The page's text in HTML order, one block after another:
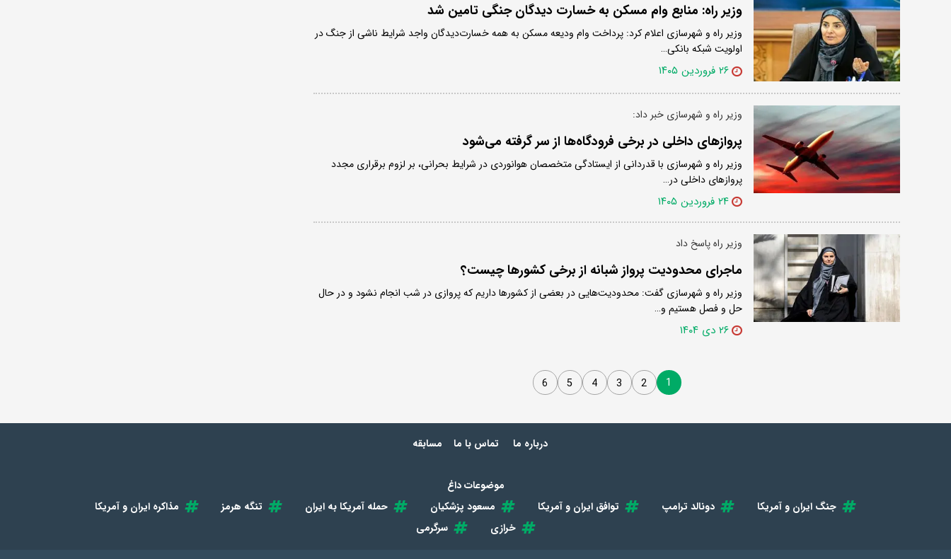
وزیر راه: منابع وام مسکن به خسارت دیدگان جنگی تامین شد
وزیر راه و شهرسازی اعلام کرد: پرداخت وام ودیعه مسکن به همه خسارت‌دیدگان واجد شرایط ناشی از جنگ در
اولویت شبکه بانکی…
۲۶ فروردین ۱۴۰۵
وزیر راه و شهرسازی خبر داد:
پروازهای داخلی در برخی فرودگاه‌ها از سر گرفته می‌شود
وزیر راه و شهرسازی با قدردانی از ایستادگی متخصصان هوانوردی در شرایط بحرانی، بر لزوم برقراری مجدد
پروازهای داخلی در…
۲۴ فروردین ۱۴۰۵
وزیر راه پاسخ داد
ماجرای محدودیت‌ پرواز شبانه از برخی کشورها چیست؟
وزیر راه و شهرسازی گفت: محدودیت‌هایی در بعضی از کشورها داریم که پروازی در شب انجام نشود و در حال
حل و فصل هستیم و…
۲۶ دی ۱۴۰۴
1
2
3
4
5
6
درباره ما تماس با ما مسابقه
موضوعات داغ
جنگ ایران و آمریکا
دونالد ترامپ توافق ایران و آمریکا مسعود پزشکیان حمله آمریکا به ایران تنگه هرمز
مذاکره ایران و آمریکا
خرازی
سرگرمی